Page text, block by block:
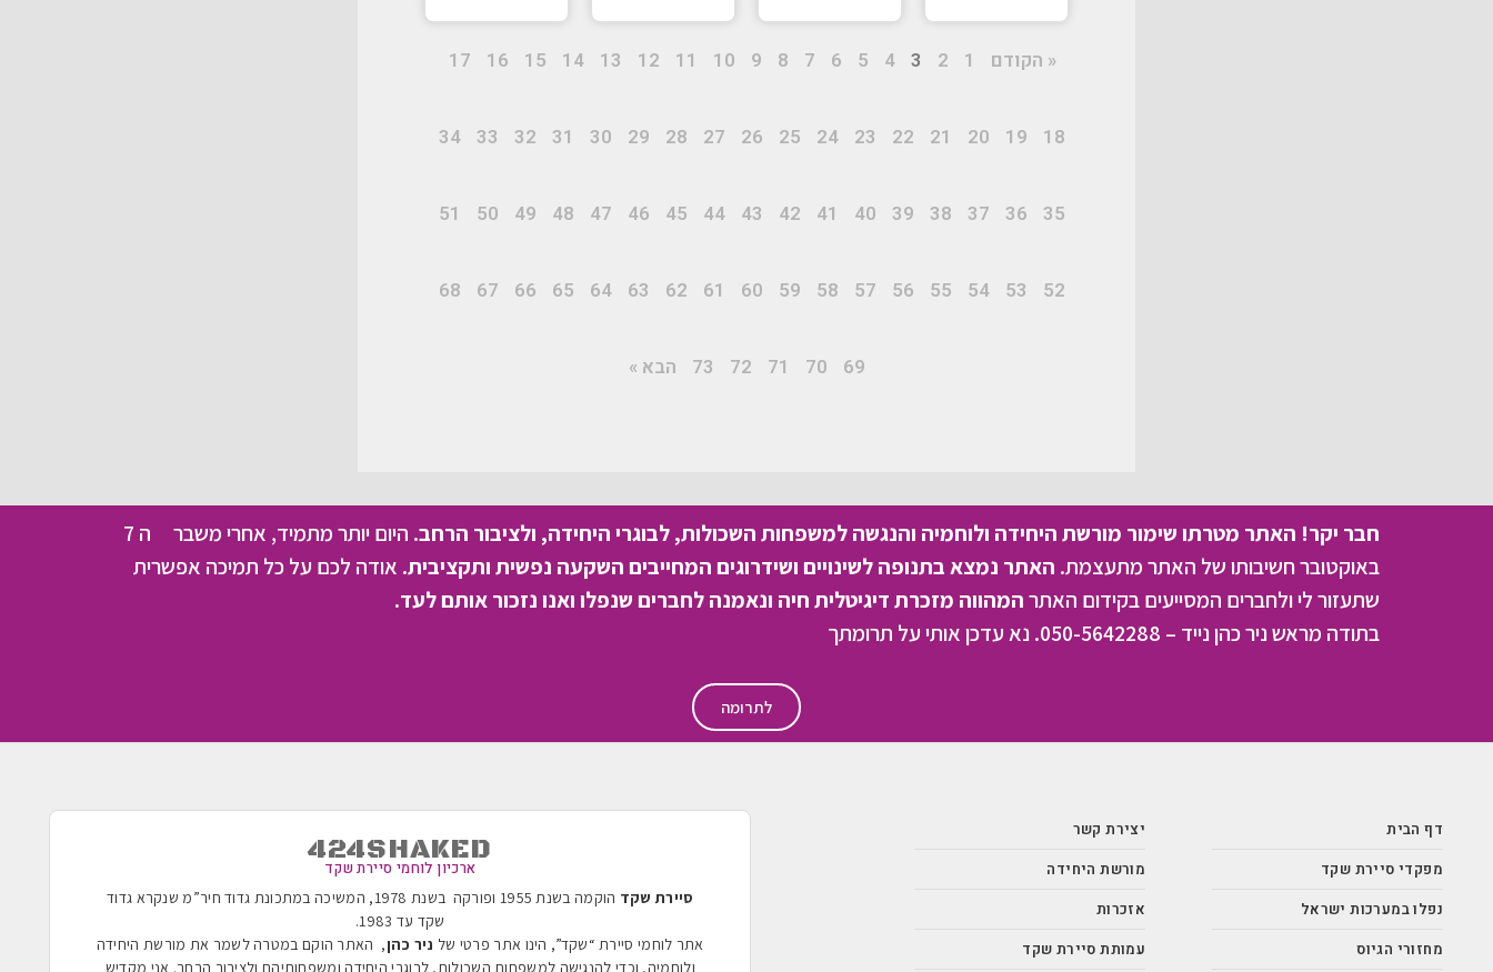
« הקודם 1
2
3
4
5
6
7
8
9
10
11
12
13
14
15
16
17
18
19
20
21
22
23
24
25
26
27
28
29
30
31
32
33
34
35
36
37
38
39
40
41
42
43
44
45
46
47
48
49
50
51
52
53
54
55
56
57
58
59
60
61
62
63
64
65
66
67
68
69
70
71
72
73 הבא »
חבר יקר! האתר מטרתו שימור מורשת היחידה ולוחמיה והנגשה למשפחות השכולות, לבוגרי היחידה, ולציבור הרחב.
היום יותר מתמיד, אחרי משבר ה 7
באוקטובר חשיבותו של האתר מתעצמת. האתר נמצא בתנופה לשינויים ושידרוגים המחייבים השקעה נפשית ותקציבית. אודה לכם על כל תמיכה אפשרית
שתעזור לי ולחברים המסייעים בקידום האתרהמהווה מזכרת דיגיטלית חיה ונאמנה לחברים שנפלו ואנו נזכור אותם לעד.
בתודה מראש ניר כהן נייד – 050-5642288. נא עדכן אותי על תרומתך
לתרומה
דף הבית
מפקדי סיירת שקד
נפלו במערכות ישראל
מחזורי הגיוס
יצירת קשר
מורשת היחידה
אזכרות
עמותת סיירת שקד
424SHAKED
ארכיון לוחמי סיירת שקד
סיירת שקד
הוקמה בשנת 1955 ופורקה בשנת 1978, המשיכה במתכונת גדוד חיר”מ שנקרא גדוד
שקד עד 1983
.
אתר לוחמי סיירת “שקד”, הינו אתר פרטי של ניר כהן, האתר הוקם במטרה לשמר את מורשת היחידה
ולוחמיה, וכדי להנגישה למשפחות השכולות, לבוגרי היחידה ומשפחותיהם ולציבור הרחב. אני מקדיש